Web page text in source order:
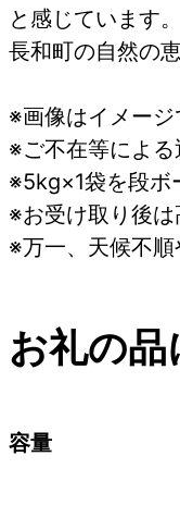
と感じています。
長和町の自然の
※画像はイメージ
※ご不在等によ
※5kg×1袋を段ボ
※お受け取り後は
※万一、天候不順
お礼の品
容量